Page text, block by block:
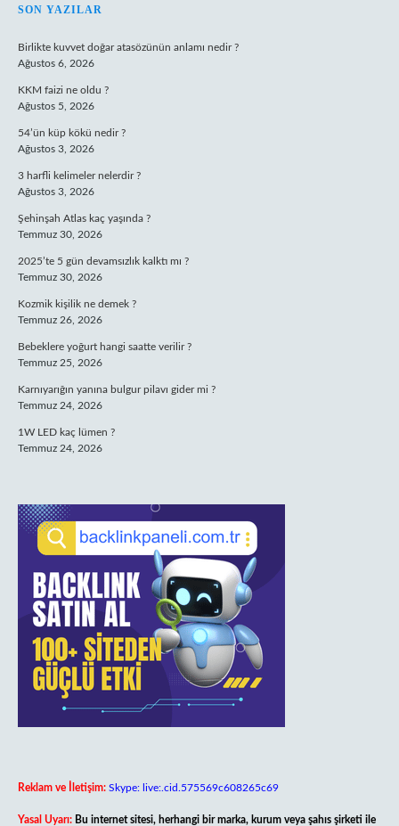
SIDEBAR
SON YAZILAR
Birlikte kuvvet doğar atasözünün anlamı nedir ?
Ağustos 6, 2026
KKM faizi ne oldu ?
Ağustos 5, 2026
54’ün küp kökü nedir ?
Ağustos 3, 2026
3 harfli kelimeler nelerdir ?
Ağustos 3, 2026
Şehinşah Atlas kaç yaşında ?
Temmuz 30, 2026
2025’te 5 gün devamsızlık kalktı mı ?
Temmuz 30, 2026
Kozmik kişilik ne demek ?
Temmuz 26, 2026
Bebeklere yoğurt hangi saatte verilir ?
Temmuz 25, 2026
Karnıyarığın yanına bulgur pilavı gider mi ?
Temmuz 24, 2026
1W LED kaç lümen ?
Temmuz 24, 2026
Reklam ve İletişim: Skype: live:.cid.575569c608265c69
Yasal Uyarı: Bu internet sitesi, herhangi bir marka, kurum veya şahıs şirketi ile